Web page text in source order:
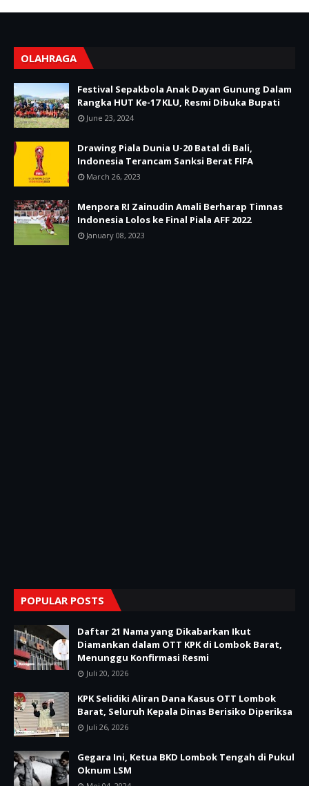
OLAHRAGA
Festival Sepakbola Anak Dayan Gunung Dalam
Rangka HUT Ke-17 KLU, Resmi Dibuka Bupati
June 23, 2024
Drawing Piala Dunia U-20 Batal di Bali,
Indonesia Terancam Sanksi Berat FIFA
March 26, 2023
Menpora RI Zainudin Amali Berharap Timnas
Indonesia Lolos ke Final Piala AFF 2022
January 08, 2023
POPULAR POSTS
Daftar 21 Nama yang Dikabarkan Ikut
Diamankan dalam OTT KPK di Lombok Barat,
Menunggu Konfirmasi Resmi
Juli 20, 2026
KPK Selidiki Aliran Dana Kasus OTT Lombok
Barat, Seluruh Kepala Dinas Berisiko Diperiksa
Juli 26, 2026
Gegara Ini, Ketua BKD Lombok Tengah di Pukul
Oknum LSM